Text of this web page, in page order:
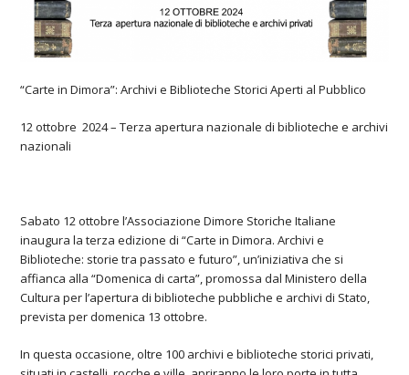
“Carte in Dimora”: Archivi e Biblioteche Storici Aperti al Pubblico
12 ottobre 2024 – Terza apertura nazionale di biblioteche e archivi
nazionali
Sabato 12 ottobre l’Associazione Dimore Storiche Italiane
inaugura la terza edizione di “Carte in Dimora. Archivi e
Biblioteche: storie tra passato e futuro”, un’iniziativa che si
affianca alla “Domenica di carta”, promossa dal Ministero della
Cultura per l’apertura di biblioteche pubbliche e archivi di Stato,
prevista per domenica 13 ottobre.
In questa occasione, oltre 100 archivi e biblioteche storici privati,